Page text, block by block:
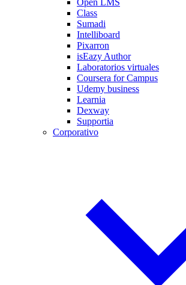
Open LMS
Class
Sumadi
Intelliboard
Pixarron
isEazy Author
Laboratorios virtuales
Coursera for Campus
Udemy business
Learnia
Dexway
Supportia
Corporativo